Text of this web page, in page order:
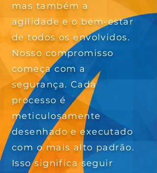
mas também a
agilidade e o bem-estar
de todos os envolvidos.
Nosso compromisso
começa com a
segurança. Cada
processo é
meticulosamente
desenhado e executado
com o mais alto padrão.
Isso significa seguir